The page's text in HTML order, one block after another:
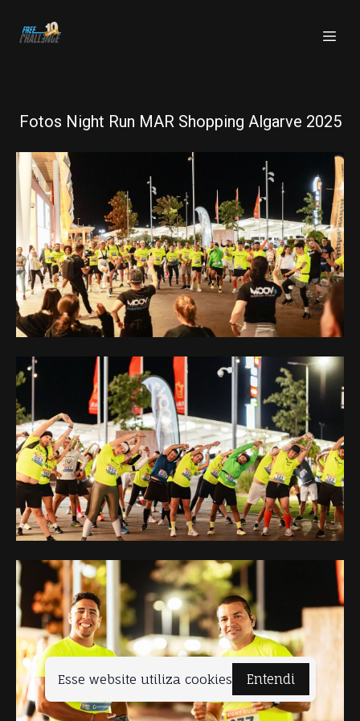
Fotos Night Run MAR Shopping Algarve 2025
Esse website utiliza cookies Entendi